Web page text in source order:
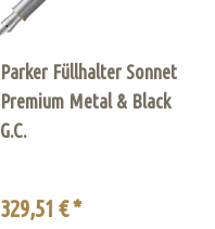
Parker Füllhalter Sonnet
Premium Metal & Black
G.C.
329,51 € *